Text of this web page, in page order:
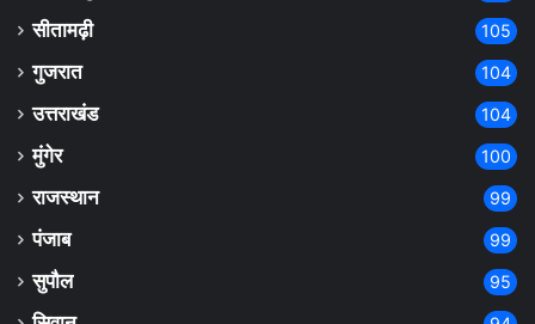
सीतामढ़ी 105
गुजरात 104
उत्तराखंड 104
मुंगेर 100
राजस्थान 99
पंजाब 99
सुपौल 95